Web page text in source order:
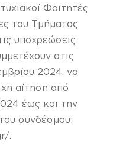
Φοιτητές
του Τμήματος
υποχρεώσεις
στις
2024, να
αίτηση από
έως και την
συνδέσμου:
.